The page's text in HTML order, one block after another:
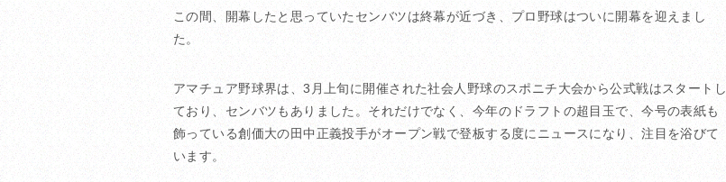
この間、開幕したと思っていたセンバツは終幕が近づき、プロ野球はついに開幕を迎えまし
た。
アマチュア野球界は、3月上旬に開催された社会人野球のスポニチ大会から公式戦はスタートし
ており、センバツもありました。それだけでなく、今年のドラフトの超目玉で、今号の表紙も
飾っている創価大の田中正義投手がオープン戦で登板する度にニュースになり、注目を浴びて
います。